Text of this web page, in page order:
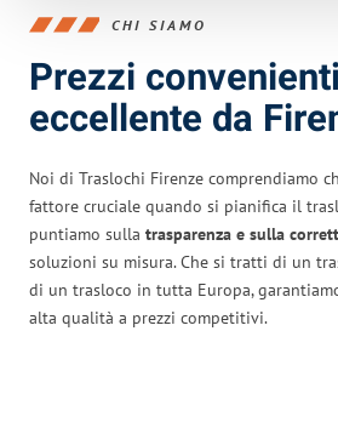
CHI SIAMO
Prezzi
eccellente da
Noi di Traslochi Firenze comprendiamo
fattore cruciale quando si pianifica il
puntiamo sulla trasparenza e sulla
soluzioni su misura. Che si tratti di un
di un trasloco in tutta Europa,
alta qualità a prezzi competitivi.